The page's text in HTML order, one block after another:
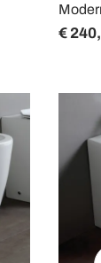
€